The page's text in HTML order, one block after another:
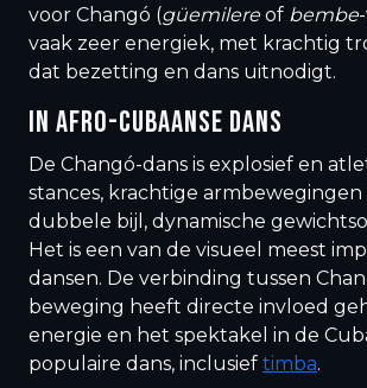
voor Changó (güemilereof bembe
vaak zeer energiek, met krachtig
dat bezetting en dans uitnodigt.
IN AFRO-CUBAANSE DANS
De Changó-dans is explosief en
stances, krachtige
dubbele bijl, dynamische
Het is een van de visueel meest
dansen. De verbinding tussen
beweging heeft directe invloed
energie en het spektakel in de
populaire dans, inclusief timba.